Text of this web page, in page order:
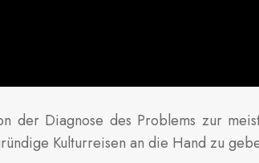
der Diagnose des Problems zur
Kulturreisen an die Hand zu